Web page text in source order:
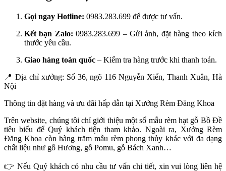
Gọi ngay Hotline: 0983.283.699 để được tư vấn.
Kết bạn Zalo: 0983.283.699 – Gửi ảnh, đặt hàng theo kích
thước yêu cầu.
Giao hàng toàn quốc – Kiểm tra hàng trước khi thanh toán.
📍 Địa chỉ xưởng: Số 36, ngõ 116 Nguyễn Xiển, Thanh Xuân, Hà
Nội
Thông tin đặt hàng và ưu đãi hấp dẫn tại Xưởng Rèm Đăng Khoa
Trên website, chúng tôi chỉ giới thiệu một số mẫu rèm hạt gỗ Bồ Đề
tiêu biểu để Quý khách tiện tham khảo. Ngoài ra, Xưởng Rèm
Đăng Khoa còn hàng trăm mẫu rèm phong thủy khác với đa dạng
chất liệu như gỗ Hương, gỗ Pomu, gỗ Bách Xanh…
👉 Nếu Quý khách có nhu cầu tư vấn chi tiết, xin vui lòng liên hệ